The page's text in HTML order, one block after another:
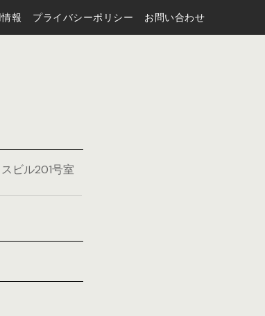
報 プライバシーポリシー お問い合わせ
ビル201号室